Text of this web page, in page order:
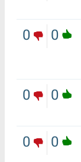
0
0
0
0
0
0